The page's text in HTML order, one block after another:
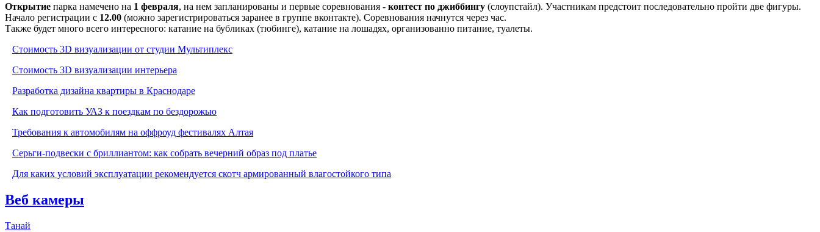
Открытие парка намечено на 1 февраля, на нем запланированы и первые соревнования - контест по джиббингу (слоупстайл). Участникам предстоит последовательно пройти две фигуры.
Начало регистрации с 12.00 (можно зарегистрироваться заранее в группе вконтакте). Соревнования начнутся через час.
Также будет много всего интересного: катание на бубликах (тюбинге), катание на лошадях, организованно питание, туалеты.
Стоимость 3D визуализации от студии Мультиплекс
Стоимость 3D визуализации интерьера
Разработка дизайна квартиры в Краснодаре
Как подготовить УАЗ к поездкам по бездорожью
Требования к автомобилям на оффроуд фестивалях Алтая
Серьги-подвески с бриллиантом: как собрать вечерний образ под платье
Для каких условий эксплуатации рекомендуется скотч армированный влагостойкого типа
Веб камеры
Танай